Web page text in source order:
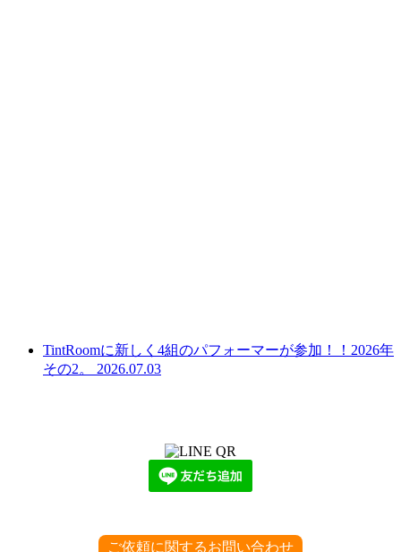
TintRoomに新しく4組のパフォーマーが参加！！2026年
その2。
2026.07.03
ご依頼に関するお問い合わせ